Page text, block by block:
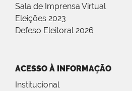
Sala de Imprensa Virtual
Eleições 2023
Defeso Eleitoral 2026
ACESSO À INFORMAÇÃO
Institucional